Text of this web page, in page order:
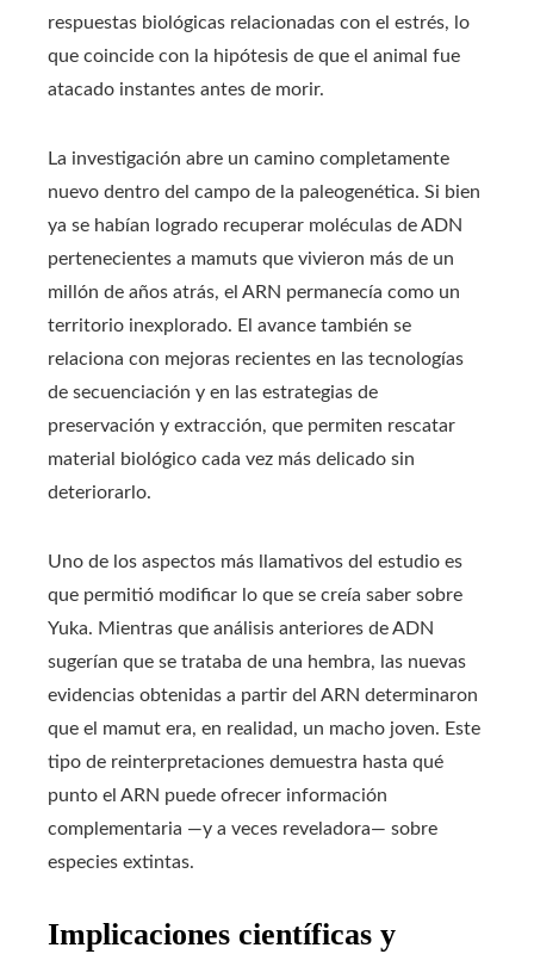
respuestas biológicas relacionadas con el estrés, lo
que coincide con la hipótesis de que el animal fue
atacado instantes antes de morir.
La investigación abre un camino completamente
nuevo dentro del campo de la paleogenética. Si bien
ya se habían logrado recuperar moléculas de ADN
pertenecientes a mamuts que vivieron más de un
millón de años atrás, el ARN permanecía como un
territorio inexplorado. El avance también se
relaciona con mejoras recientes en las tecnologías
de secuenciación y en las estrategias de
preservación y extracción, que permiten rescatar
material biológico cada vez más delicado sin
deteriorarlo.
Uno de los aspectos más llamativos del estudio es
que permitió modificar lo que se creía saber sobre
Yuka. Mientras que análisis anteriores de ADN
sugerían que se trataba de una hembra, las nuevas
evidencias obtenidas a partir del ARN determinaron
que el mamut era, en realidad, un macho joven. Este
tipo de reinterpretaciones demuestra hasta qué
punto el ARN puede ofrecer información
complementaria —y a veces reveladora— sobre
especies extintas.
Implicaciones científicas y